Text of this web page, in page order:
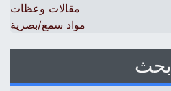
مقالات وعظات
مواد سمع/بصرية
بحث